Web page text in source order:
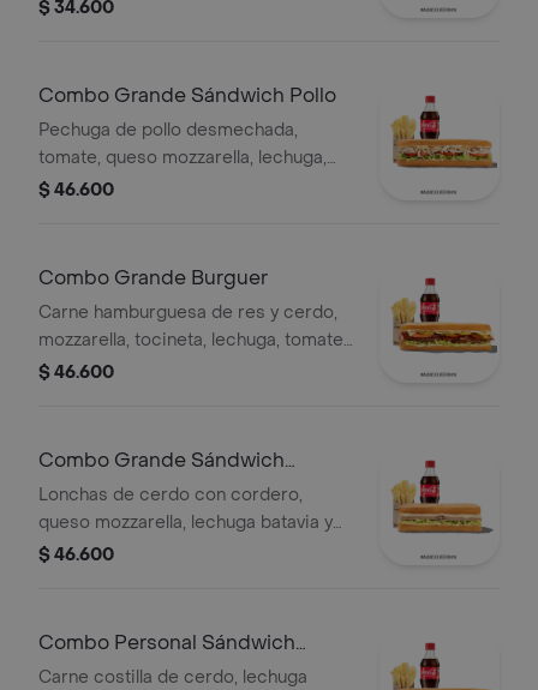
$ 34.600
Combo Grande Sándwich Pollo
Pechuga de pollo desmechada,
tomate, queso mozzarella, lechuga,
mayonesa, papas a la francesa y
$ 46.600
Combo Grande Burguer
Carne hamburguesa de res y cerdo,
mozzarella, tocineta, lechuga, tomate,
pepinillos, salsa BBQ, salsa Qbano,
$ 46.600
Combo Grande Sándwich
Cordero
Lonchas de cerdo con cordero,
queso mozzarella, lechuga batavia y
salsa Qbano
$ 46.600
Combo Personal Sándwich
Pastor
Carne costilla de cerdo, lechuga